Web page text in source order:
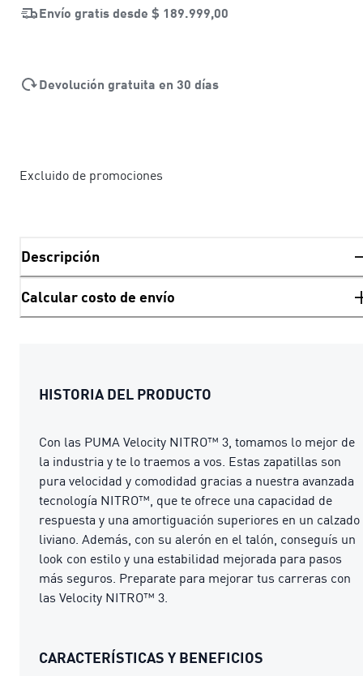
Envío gratis desde $ 189.999,00
Devolución gratuita en 30 días
Excluido de promociones
Descripción
Calcular costo de envío
HISTORIA DEL PRODUCTO
Con las PUMA Velocity NITRO™ 3, tomamos lo mejor de
la industria y te lo traemos a vos. Estas zapatillas son
pura velocidad y comodidad gracias a nuestra avanzada
tecnología NITRO™, que te ofrece una capacidad de
respuesta y una amortiguación superiores en un calzado
liviano. Además, con su alerón en el talón, conseguís un
look con estilo y una estabilidad mejorada para pasos
más seguros. Preparate para mejorar tus carreras con
las Velocity NITRO™ 3.
CARACTERÍSTICAS Y BENEFICIOS